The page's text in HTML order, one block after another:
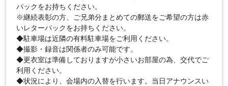
パックをお持ちください。
※継続表彰の方、ご兄弟分まとめての郵送をご希望の方は赤
いレターパックをお持ちください。
◆駐車場は近隣の有料駐車場をご利用ください。
◆撮影・録音は関係者のみ可能です。
◆更衣室は準備しておりますが小さいお部屋の為、交代でご
利用ください。
◆状況により、会場内の入替を行います。当日アナウンスい